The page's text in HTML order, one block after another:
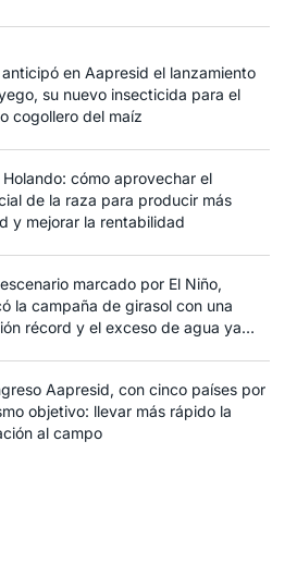
en Aapresid el lanzamiento
su nuevo insecticida para el
cogollero del maíz
Holando: cómo aprovechar el
de la raza para producir más
y mejorar la rentabilidad
marcado por El Niño,
la campaña de girasol con una
récord y el exceso de agua ya
Aapresid, con cinco países por
objetivo: llevar más rápido la
al campo